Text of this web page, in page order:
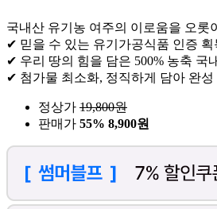
국내산 유기농 여주의 이로움을 오롯
✔ 믿을 수 있는 유기가공식품 인증 획
✔ 우리 땅의 힘을 담은 500% 농축 국
✔ 첨가물 최소화, 정직하게 담아 완성
정상가 19,800원
판매가 55% 8,900원